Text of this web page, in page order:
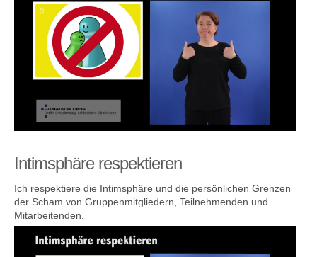
Intimsphäre respektieren
Ich respektiere die Intimsphäre und die persönlichen Grenzen
der Scham von Gruppenmitgliedern, Teilnehmenden und
Mitarbeitenden.